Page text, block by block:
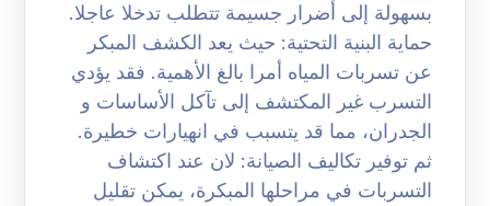
بسهولة إلى أضرار جسيمة تتطلب تدخلا عاجلا.
حماية البنية التحتية: حيث يعد الكشف المبكر
عن تسربات المياه أمرا بالغ الأهمية. فقد يؤدي
التسرب غير المكتشف إلى تآكل الأساسات و
الجدران، مما قد يتسبب في انهيارات خطيرة.
ثم توفير تكاليف الصيانة: لان عند اكتشاف
التسربات في مراحلها المبكرة، يمكن تقليل